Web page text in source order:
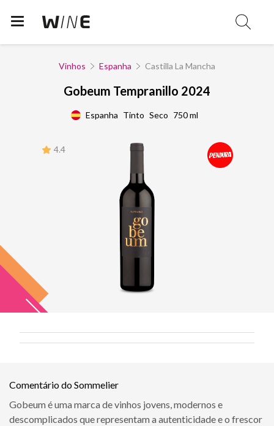
Vinhos Espanha Castilla La Mancha
Gobeum Tempranillo 2024
Espanha Tinto Seco 750 ml
4.4
Comentário do Sommelier
Gobeum é uma marca de vinhos jovens, modernos e
descomplicados que representam a autenticidade e o frescor